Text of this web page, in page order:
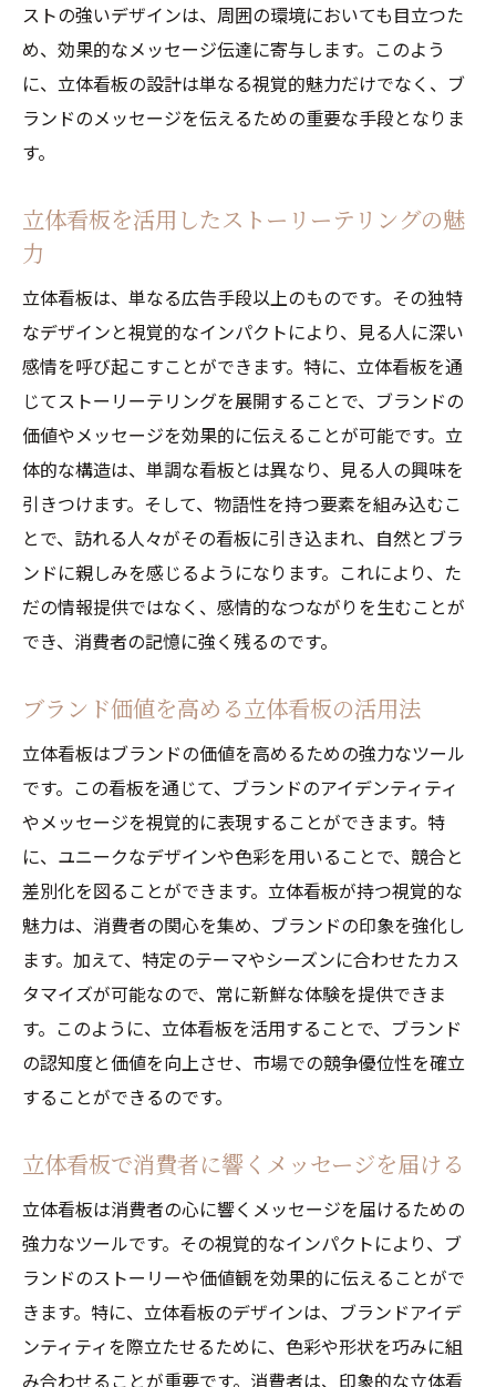
ストの強いデザインは、周囲の環境においても目立つた
め、効果的なメッセージ伝達に寄与します。このよう
に、立体看板の設計は単なる視覚的魅力だけでなく、ブ
ランドのメッセージを伝えるための重要な手段となりま
す。
立体看板を活用したストーリーテリングの魅
力
立体看板は、単なる広告手段以上のものです。その独特
なデザインと視覚的なインパクトにより、見る人に深い
感情を呼び起こすことができます。特に、立体看板を通
じてストーリーテリングを展開することで、ブランドの
価値やメッセージを効果的に伝えることが可能です。立
体的な構造は、単調な看板とは異なり、見る人の興味を
引きつけます。そして、物語性を持つ要素を組み込むこ
とで、訪れる人々がその看板に引き込まれ、自然とブラ
ンドに親しみを感じるようになります。これにより、た
だの情報提供ではなく、感情的なつながりを生むことが
でき、消費者の記憶に強く残るのです。
ブランド価値を高める立体看板の活用法
立体看板はブランドの価値を高めるための強力なツール
です。この看板を通じて、ブランドのアイデンティティ
やメッセージを視覚的に表現することができます。特
に、ユニークなデザインや色彩を用いることで、競合と
差別化を図ることができます。立体看板が持つ視覚的な
魅力は、消費者の関心を集め、ブランドの印象を強化し
ます。加えて、特定のテーマやシーズンに合わせたカス
タマイズが可能なので、常に新鮮な体験を提供できま
す。このように、立体看板を活用することで、ブランド
の認知度と価値を向上させ、市場での競争優位性を確立
することができるのです。
立体看板で消費者に響くメッセージを届ける
立体看板は消費者の心に響くメッセージを届けるための
強力なツールです。その視覚的なインパクトにより、ブ
ランドのストーリーや価値観を効果的に伝えることがで
きます。特に、立体看板のデザインは、ブランドアイデ
ンティティを際立たせるために、色彩や形状を巧みに組
み合わせることが重要です。消費者は、印象的な立体看